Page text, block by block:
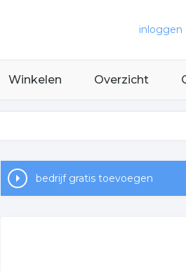
inloggen
Winkelen Overzicht
bedrijf gratis toevoegen